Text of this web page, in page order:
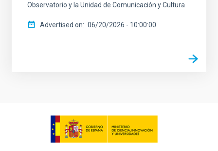
Observatorio y la Unidad de Comunicación y Cultura
Advertised on 06/20/2026 - 10:00:00